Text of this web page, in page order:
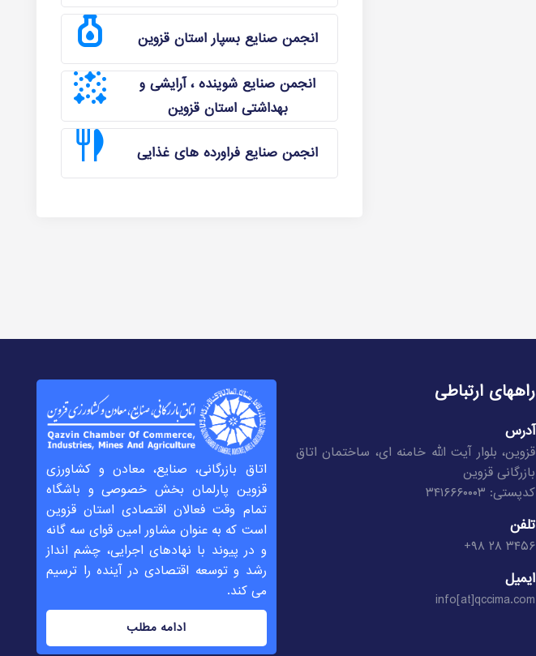
انجمن صنایع بسپار استان قزوین
انجمن صنایع شوینده ، آرایشی و
بهداشتی استان قزوین
انجمن صنایع فراورده های غذایی
راههای ارتباطی
آدرس
قزوین، بلوار آیت الله خامنه ای، ساختمان اتاق
بازرگانی قزوین
کدپستی: ۳۴۱۶۶۶۰۰۰۳
تلفن
۳۴۵۶ ۲۸ ۹۸+
ایمیل
info[at]qccima.com
اتاق بازرگانی، صنایع، معادن و کشاورزی
قزوین پارلمان بخش خصوصی و باشگاه
تمام وقت فعالان اقتصادی استان قزوین
است که به عنوان مشاور امین قوای سه گانه
و در پیوند با نهادهای اجرایی، چشم انداز
رشد و توسعه اقتصادی در آینده را ترسیم
می کند.
ادامه مطلب